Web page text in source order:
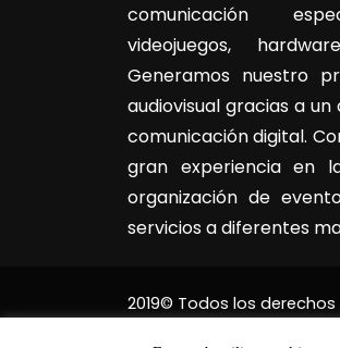
comunicación
videojuegos,
Generamos nuestro
audiovisual gracias a
comunicación digital.
gran experiencia en
organización de
servicios a diferentes
2019© Todos los